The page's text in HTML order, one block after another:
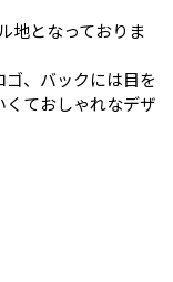
地となっておりま
、バックには目を
ておしゃれなデザ